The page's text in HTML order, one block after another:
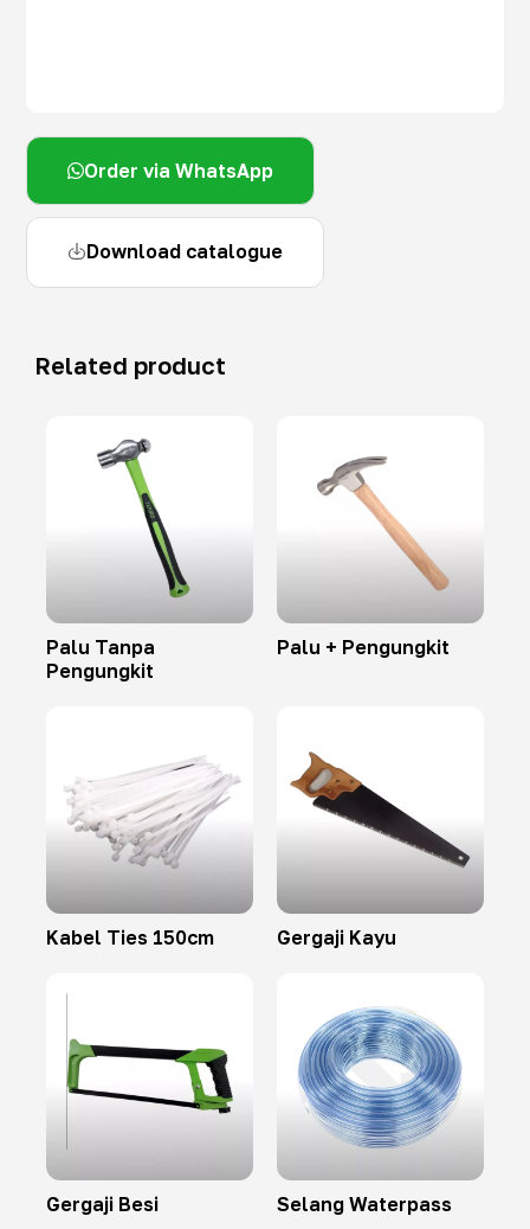
Order via WhatsApp
Download catalogue
Related product
Palu Tanpa
Pengungkit
Palu + Pengungkit
Kabel Ties 150cm Gergaji Kayu
Gergaji Besi Selang Waterpass